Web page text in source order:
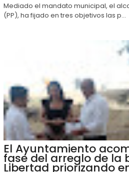
Mediado el mandato municipal, el
(PP), ha fijado en tres objetivos las p...
El Ayuntamiento
fase del arreglo de la
Libertad priorizando